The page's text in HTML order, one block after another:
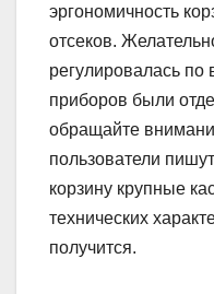
эргономичность
отсеков.
регулировалась по
приборов были
обращайте
пользователи
корзину крупные
технических
получится.